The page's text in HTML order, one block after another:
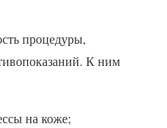
процедуры,
К ним
на коже;